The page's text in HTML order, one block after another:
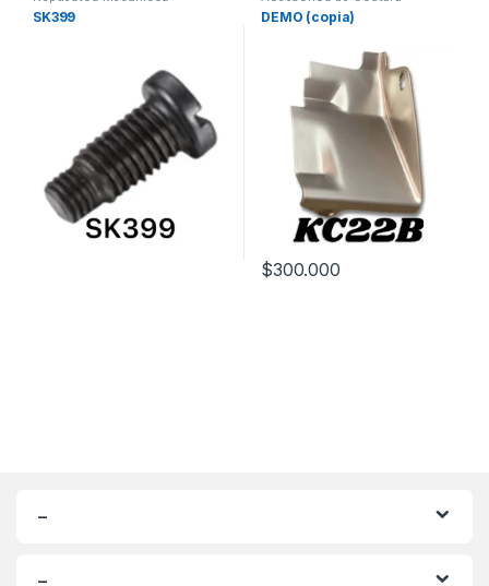
SK399 Maquinas de coser
DEMO (copia)
$300.000
–
–